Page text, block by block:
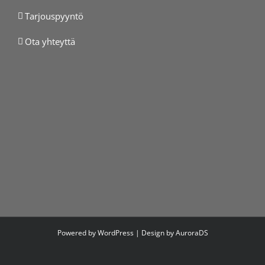
Tarjouspyyntö
Ota yhteyttä
Powered by WordPress | Design byAuroraDS